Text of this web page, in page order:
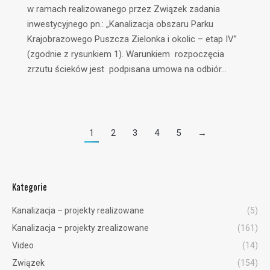
w ramach realizowanego przez Związek zadania
inwestycyjnego pn.: „Kanalizacja obszaru Parku
Krajobrazowego Puszcza Zielonka i okolic – etap IV”
(zgodnie z rysunkiem 1). Warunkiem rozpoczęcia
zrzutu ścieków jest podpisana umowa na odbiór…
1 2 3 4 5 →
Kategorie
Kanalizacja – projekty realizowane
(5)
Kanalizacja – projekty zrealizowane
(161)
Video
(14)
Związek
(154)